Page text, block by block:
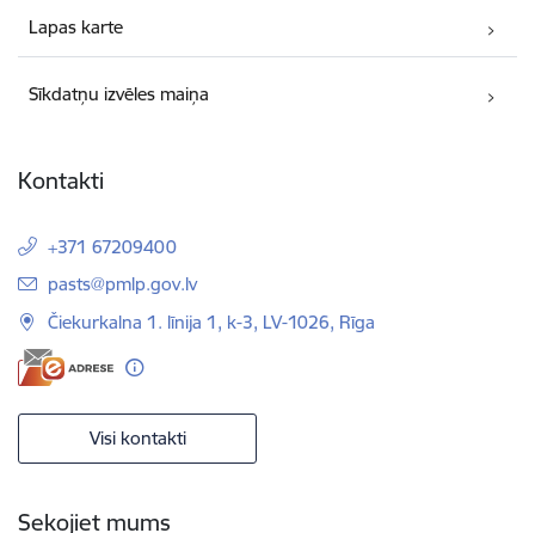
Lapas karte
Sīkdatņu izvēles maiņa
Kontakti
+371 67209400
E-pasts:
pasts@pmlp.gov.lv
Čiekurkalna 1. līnija 1, k-3, LV-1026, Rīga
Visi kontakti
Sekojiet mums